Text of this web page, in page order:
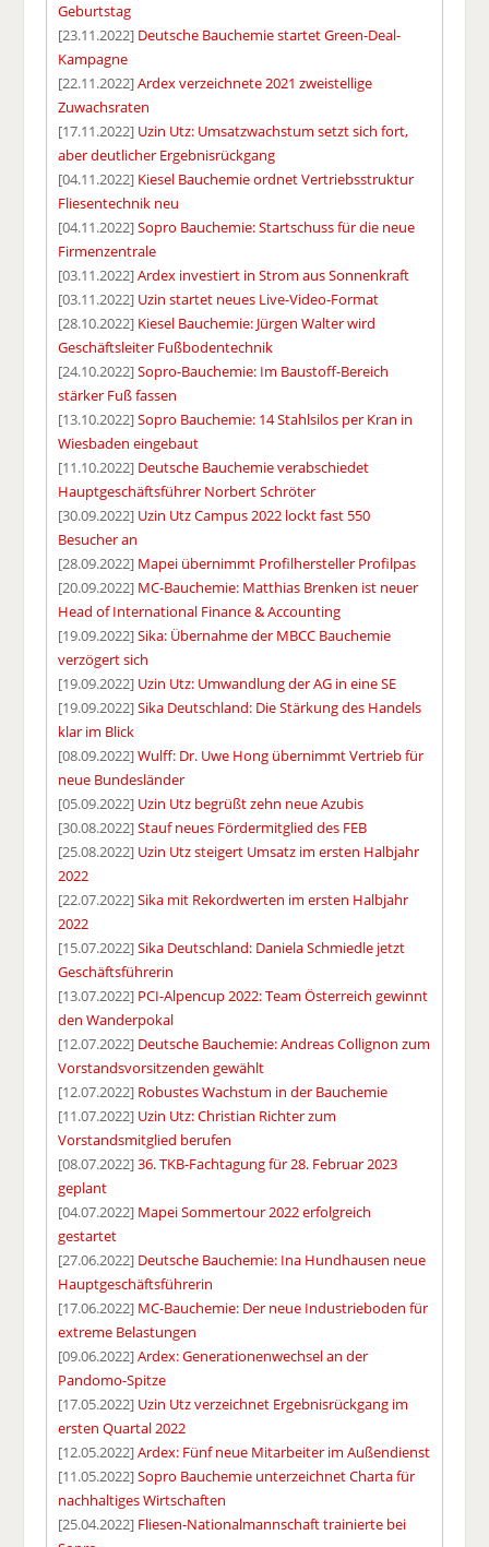
Geburtstag
[23.11.2022] Deutsche Bauchemie startet Green-Deal-
Kampagne
[22.11.2022]Ardex verzeichnete 2021 zweistellige
Zuwachsraten
[17.11.2022] Uzin Utz: Umsatzwachstum setzt sich fort,
aber deutlicher Ergebnisrückgang
[04.11.2022] Kiesel Bauchemie ordnet Vertriebsstruktur
Fliesentechnik neu
[04.11.2022]Sopro Bauchemie: Startschuss für die neue
Firmenzentrale
[03.11.2022]Ardex investiert in Strom aus Sonnenkraft
[03.11.2022] Uzin startet neues Live-Video-Format
[28.10.2022] Kiesel Bauchemie: Jürgen Walter wird
Geschäftsleiter Fußbodentechnik
[24.10.2022]Sopro-Bauchemie: Im Baustoff-Bereich
stärker Fuß fassen
[13.10.2022]Sopro Bauchemie: 14 Stahlsilos per Kran in
Wiesbaden eingebaut
[11.10.2022] Deutsche Bauchemie verabschiedet
Hauptgeschäftsführer Norbert Schröter
[30.09.2022] Uzin Utz Campus 2022 lockt fast 550
Besucher an
[28.09.2022] Mapei übernimmt Profilhersteller Profilpas
[20.09.2022] MC-Bauchemie: Matthias Brenken ist neuer
Head of International Finance & Accounting
[19.09.2022]Sika: Übernahme der MBCC Bauchemie
verzögert sich
[19.09.2022] Uzin Utz: Umwandlung der AG in eine SE
[19.09.2022]Sika Deutschland: Die Stärkung des Handels
klar im Blick
[08.09.2022]Wulff: Dr. Uwe Hong übernimmt Vertrieb für
neue Bundesländer
[05.09.2022] Uzin Utz begrüßt zehn neue Azubis
[30.08.2022]Stauf neues Fördermitglied des FEB
[25.08.2022] Uzin Utz steigert Umsatz im ersten Halbjahr
2022
[22.07.2022]Sika mit Rekordwerten im ersten Halbjahr
2022
[15.07.2022]Sika Deutschland: Daniela Schmiedle jetzt
Geschäftsführerin
[13.07.2022] PCI-Alpencup 2022: Team Österreich gewinnt
den Wanderpokal
[12.07.2022] Deutsche Bauchemie: Andreas Collignon zum
Vorstandsvorsitzenden gewählt
[12.07.2022] Robustes Wachstum in der Bauchemie
[11.07.2022] Uzin Utz: Christian Richter zum
Vorstandsmitglied berufen
[08.07.2022]36. TKB-Fachtagung für 28. Februar 2023
geplant
[04.07.2022] Mapei Sommertour 2022 erfolgreich
gestartet
[27.06.2022] Deutsche Bauchemie: Ina Hundhausen neue
Hauptgeschäftsführerin
[17.06.2022] MC-Bauchemie: Der neue Industrieboden für
extreme Belastungen
[09.06.2022]Ardex: Generationenwechsel an der
Pandomo-Spitze
[17.05.2022] Uzin Utz verzeichnet Ergebnisrückgang im
ersten Quartal 2022
[12.05.2022]Ardex: Fünf neue Mitarbeiter im Außendienst
[11.05.2022]Sopro Bauchemie unterzeichnet Charta für
nachhaltiges Wirtschaften
[25.04.2022] Fliesen-Nationalmannschaft trainierte bei